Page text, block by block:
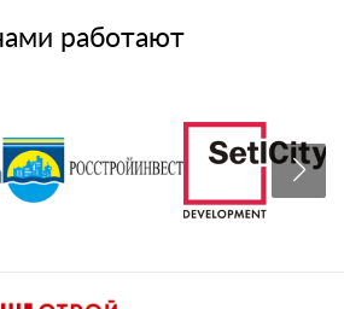
работают